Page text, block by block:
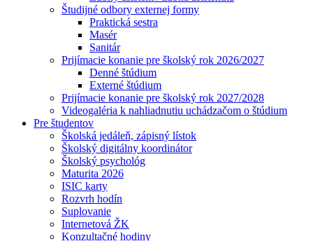
Študijné odbory externej formy
Praktická sestra
Masér
Sanitár
Prijímacie konanie pre školský rok 2026/2027
Denné štúdium
Externé štúdium
Prijímacie konanie pre školský rok 2027/2028
Videogaléria k nahliadnutiu uchádzačom o štúdium
Pre študentov
Školská jedáleň, zápisný lístok
Školský digitálny koordinátor
Školský psychológ
Maturita 2026
ISIC karty
Rozvrh hodín
Suplovanie
Internetová ŽK
Konzultačné hodiny